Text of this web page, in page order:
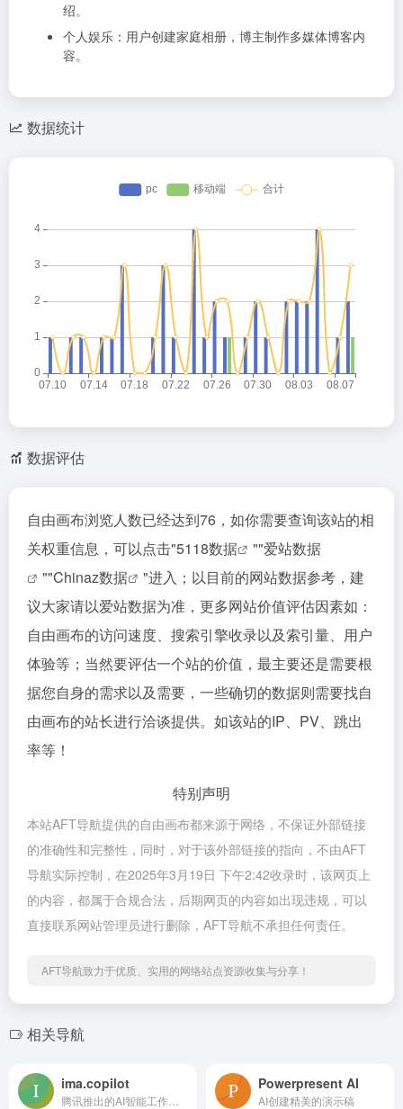
绍。
个人娱乐：用户创建家庭相册，博主制作多媒体博客内
容。
数据统计
数据评估
自由画布浏览人数已经达到76，如你需要查询该站的相
关权重信息，可以点击"5118数据 ""爱站数据
""Chinaz数据
"进入；以目前的网站数据参考，建
议大家请以爱站数据为准，更多网站价值评估因素如：
自由画布的访问速度、搜索引擎收录以及索引量、用户
体验等；当然要评估一个站的价值，最主要还是需要根
据您自身的需求以及需要，一些确切的数据则需要找自
由画布的站长进行洽谈提供。如该站的IP、PV、跳出
率等！
特别声明
本站AFT导航提供的自由画布都来源于网络，不保证外部链接
的准确性和完整性，同时，对于该外部链接的指向，不由AFT
导航实际控制，在2025年3月19日 下午2:42收录时，该网页上
的内容，都属于合规合法，后期网页的内容如出现违规，可以
直接联系网站管理员进行删除，AFT导航不承担任何责任。
AFT导航致力于优质、实用的网络站点资源收集与分享！
相关导航
ima.copilot Powerpresent AI
AI创建精美的演示稿